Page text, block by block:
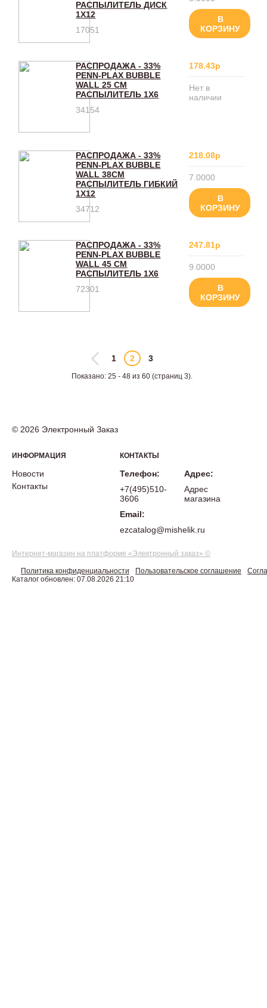
РАСПЫЛИТЕЛЬ ДИСК
1Х12
17051
В
КОРЗИНУ
РАСПРОДАЖА - 33%
PENN-PLAX BUBBLE
WALL 25 СМ
РАСПЫЛИТЕЛЬ 1Х6
34154
178.43р
Нет в
наличии
РАСПРОДАЖА - 33%
PENN-PLAX BUBBLE
WALL 38СМ
РАСПЫЛИТЕЛЬ ГИБКИЙ
1Х12
34712
218.08р
7.0000
В
КОРЗИНУ
РАСПРОДАЖА - 33%
PENN-PLAX BUBBLE
WALL 45 СМ
РАСПЫЛИТЕЛЬ 1Х6
72301
247.81р
9.0000
В
КОРЗИНУ
1 2 3
Показано: 25 - 48 из 60 (страниц 3).
© 2026 Электронный Заказ
ИНФОРМАЦИЯ
Новости
Контакты
КОНТАКТЫ
Телефон:
+7(495)510-
3606
Email:
ezcatalog@mishelik.ru
Адрес:
Адрес
магазина
Интернет-магазин на платформе «Электронный заказ» ©
Политика конфиденциальности Пользовательское соглашение
Каталог обновлен: 07.08.2026 21:10